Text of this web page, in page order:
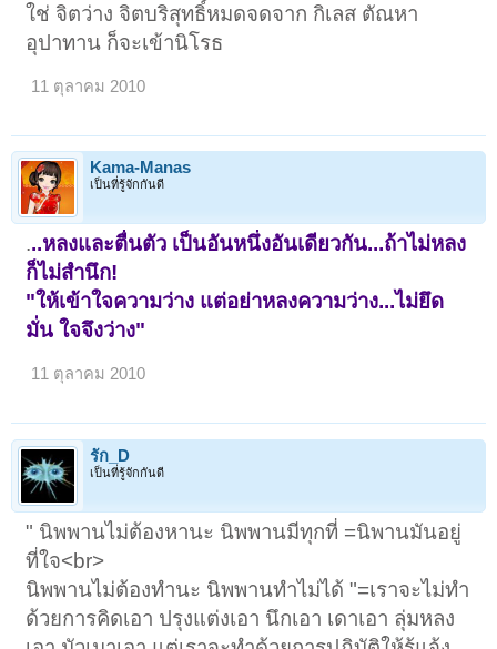
ใช่ จิตว่าง จิตบริสุทธิ์หมดจดจาก กิเลส ตัณหา
อุปาทาน ก็จะเข้านิโรธ
11 ตุลาคม 2010
Kama-Manas
เป็นที่รู้จักกันดี
...หลงและตื่นตัว เป็นอันหนึ่งอันเดียวกัน...ถ้าไม่หลง
ก็ไม่สำนึก!
"ให้เข้าใจความว่าง แต่อย่าหลงความว่าง...ไม่ยึด
มั่น ใจจึงว่าง"
11 ตุลาคม 2010
รัก_D
เป็นที่รู้จักกันดี
" นิพพานไม่ต้องหานะ นิพพานมีทุกที่ =นิพานมันอยู่
ที่ใจ<br>
นิพพานไม่ต้องทำนะ นิพพานทำไม่ได้ "=เราจะไม่ทำ
ด้วยการคิดเอา ปรุงแต่งเอา นึกเอา เดาเอา ลุ่มหลง
2 ถัดไป >